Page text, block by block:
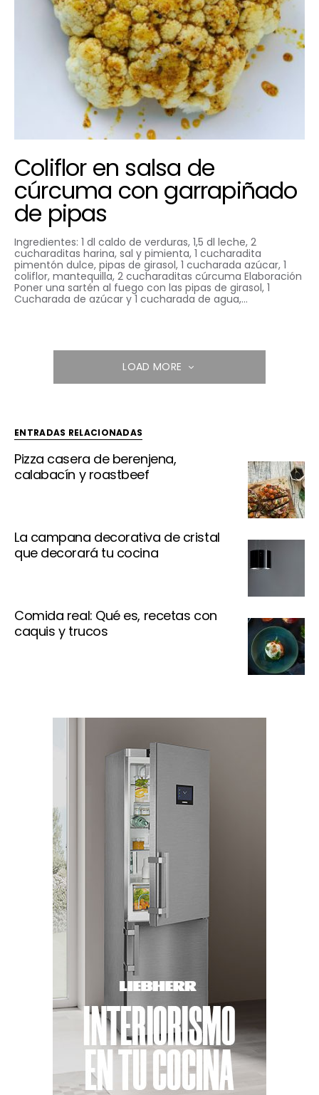
Coliflor en salsa de
cúrcuma con garrapiñado
de pipas
Ingredientes: 1 dl caldo de verduras, 1,5 dl leche, 2
cucharaditas harina, sal y pimienta, 1 cucharadita
pimentón dulce, pipas de girasol, 1 cucharada azúcar, 1
coliflor, mantequilla, 2 cucharaditas cúrcuma Elaboración
Poner una sartén al fuego con las pipas de girasol, 1
Cucharada de azúcar y 1 cucharada de agua,…
LOAD MORE
ENTRADAS RELACIONADAS
Pizza casera de berenjena,
calabacín y roastbeef
La campana decorativa de cristal
que decorará tu cocina
Comida real: Qué es, recetas con
caquis y trucos